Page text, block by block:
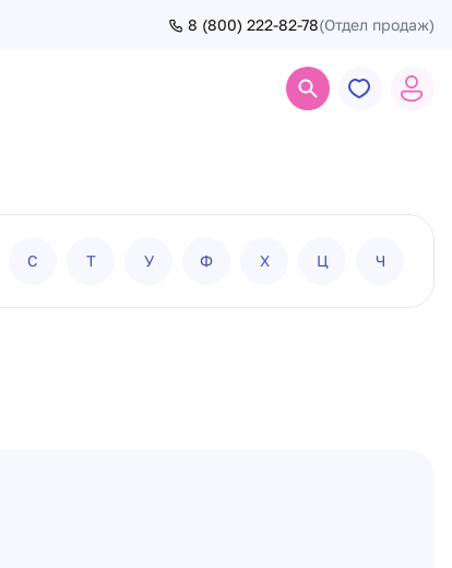
8 (800) 222-82-78(Отдел продаж)
С Т У Ф Х Ц Ч